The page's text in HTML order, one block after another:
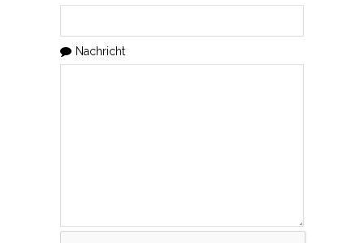
Nachricht